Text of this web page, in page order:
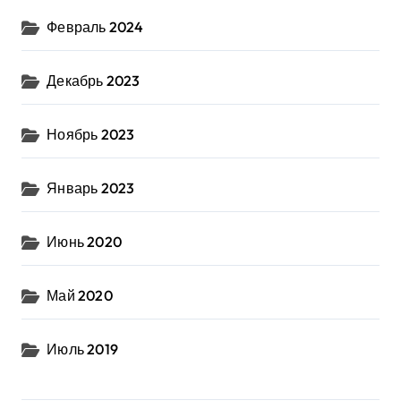
Февраль 2024
Декабрь 2023
Ноябрь 2023
Январь 2023
Июнь 2020
Май 2020
Июль 2019